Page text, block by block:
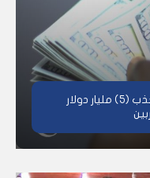
السودان يواجه صعوبات في جذب (5) مليار دولار